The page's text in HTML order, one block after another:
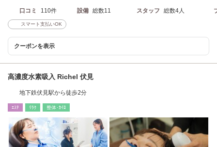
口コミ 110件 設備 総数11 スタッフ 総数4人
スマート支払いOK
クーポンを表示
高濃度水素吸入 Richel 伏見
地下鉄伏見駅から徒歩2分
ｴｽﾃ ﾘﾗｸ 整体･ｶｲﾛ